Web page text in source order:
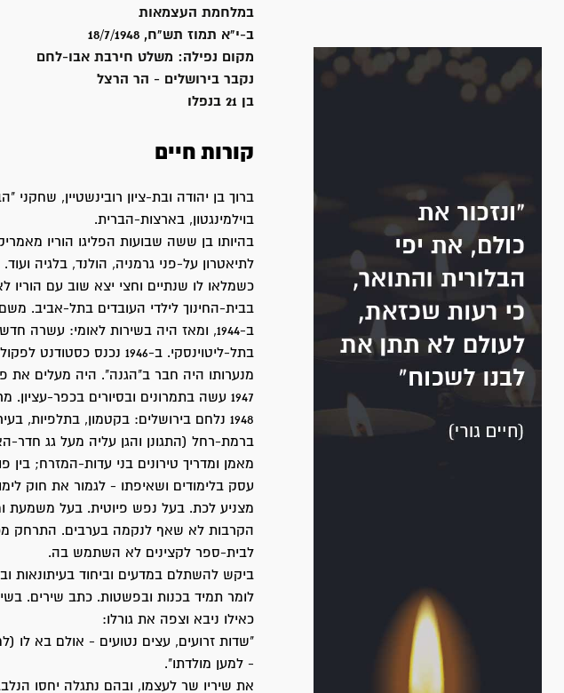
במלחמת העצמאות
ב-י"א תמוז תש"ח, 18/7/1948
מקום נפילה: משלט חירבת אבו-לחם
נקבר בירושלים - הר הרצל
בן 21 בנפלו
קורות חיים
בוילמינגטון, בארצות-הברית.
בהיותו בן ששה שבועות הפליגו הוריו
בבית-החינוך לילדי העובדים בתל-אביב.
ב-1944, ומאז היה בשירות לאומי:
בתל-ליטוינסקי. ב-1946 נכנס כסטודנט לפקולטה למדעי-הרוח באוניברסיטה בירושלים.
מנערותו היה חבר ב"הגנה". היה מעלים את
1948 נלחם בירושלים: בקטמון, בתלפיות,
ברמת-רחל (התגונן והגן עליה מעל גג
מאמן ומדריך טירונים בני עדות-המזרח; בין
עסק בלימודים ושאיפתו - לגמור את חוק
מצניע לכת. בעל נפש פיוטית. בעל משמעת
הקרבות לא שאף לנקמה בערבים. התרחק
לבית-ספר לקצינים לא השתמש בה.
ביקש להשתלם במדעים וביחוד בעיתונאות
כאילו ניבא וצפה את גורלו:
"שדות זרועים, עצים נטועים - אולם בא לו
- למען מולדתו".
את שיריו שר לעצמו, ובהם נתגלה יחסו